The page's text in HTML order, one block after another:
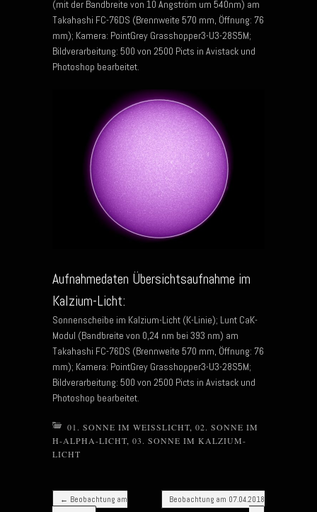
(mit der Bandbreite von 10 Angström um 540nm) am
Takahashi FC-76DS (Brennweite 570 mm, Öffnung: 76
mm); Kamera: PointGrey Grasshopper3-U3-28S5M;
Bildverarbeitung: 500 von 2500 Picts in Avistack und
Photoshop bearbeitet.
Aufnahmedaten Übersichtsaufnahme im
Kalzium-Licht:
Sonnenscheibe im Kalzium-Licht (K-Linie); Lunt CaK-
Modul (Bandbreite von 0,24 nm bei 393 nm) am
Takahashi FC-76DS (Brennweite 570 mm, Öffnung: 76
mm); Kamera: PointGrey Grasshopper3-U3-28S5M;
Bildverarbeitung: 500 von 2500 Picts in Avistack und
Photoshop bearbeitet.
01. SONNE IM WEISSLICHT 02. SONNE IM
H-ALPHA-LICHT 03. SONNE IM KALZIUM-
LICHT
Post navigation
← Beobachtung am
Beobachtung am 07.04.2018